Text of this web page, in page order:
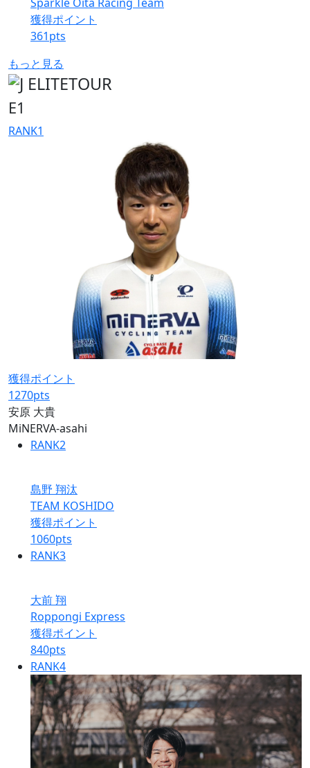
獲得ポイント
361pts
もっと見る
E1
RANK1
獲得ポイント
1270pts
安原 大貴
MiNERVA-asahi
RANK2
島野 翔汰
TEAM KOSHIDO
獲得ポイント
1060pts
RANK3
大前 翔
Roppongi Express
獲得ポイント
840pts
RANK4